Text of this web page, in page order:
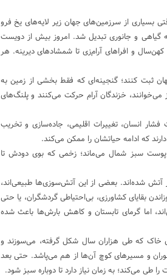
بسیاری از سرزمین‌های جهان زیر لایه‌های یخ فرو
گیاهی و جانوری تبدیل شد. امروز بیش از دویست
و افراهای آرام‌زی تا شمشادهای دیرینه. هر
ثبت کنند؛ گنجینه‌ای که فقط بخشی از زمین به
می‌خوانند، خزندگان آرام حرکت می‌کنند و پلنگ‌های
انسان، تغییرات اقلیمی، جاده‌سازی و تخریب
که ادامه حیاتشان را ممکن می‌کند.
سبز شمال می‌ماند؛ زخمی که بوی دودش تا
آتش شده‌اند. بعضی از این آتش‌سوزی‌ها طبیعی‌اند،
بقایای کشاورزی، بی‌احتیاطی گردشگران، یا حتی
اما گرمای تابستان و کاهش بارش‌ها باعث شده
خاک که طی هزاران سال شکل گرفته، می‌سوزند و
و مسیرهای کوچ آن‌ها از هم می‌پاشد. حتی بعد
می‌کند؛ به زمان نیاز دارد تا دوباره سبز شود.